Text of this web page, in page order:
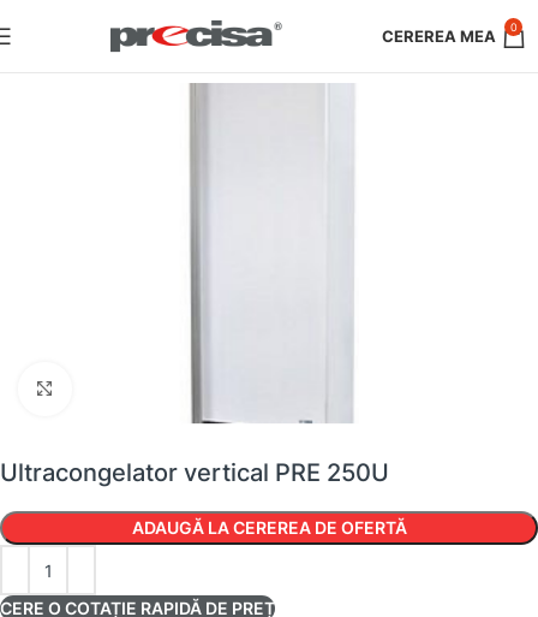
0
Ultracongelator vertical PRE 250U
ADAUGĂ LA CEREREA DE OFERTĂ
CERE O COTAȚIE RAPIDĂ DE PREȚ